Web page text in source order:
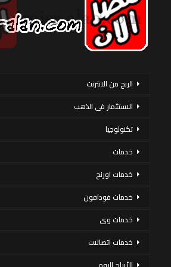
الربح من الانترنت
الاستثمار فى الذهب
تكنولوجيا
خدمات
خدمات اورنج
خدمات فودافون
خدمات وى
خدمات اتصالات